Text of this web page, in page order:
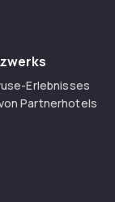
Erlebnisses
Partnerhotels